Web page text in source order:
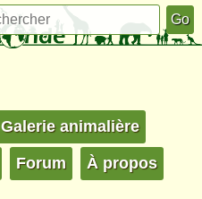
Galerie animalière
Forum À propos